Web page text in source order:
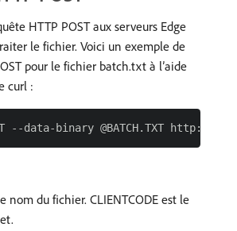
HTTP POST aux serveurs Edge
le fichier. Voici un exemple de
pour le fichier batch.txt à l’aide
curl :
nom du fichier. CLIENTCODE est le